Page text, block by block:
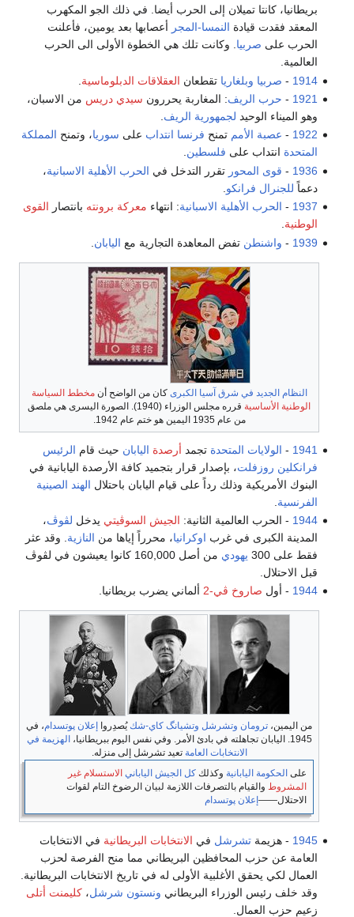
بريطانيا، كانتا تميلان إلى الحرب أيضا. في ذلك الجو المكهرب
المعقد فقدت قيادة النمسا-المجر أعصابها بعد يومين، فأعلنت
الحرب على صربيا . وكانت تلك هي الخطوة الأولى الى الحرب
العالمية.
1914
- صربيا وبلغاريا تقطعان العقلاقات الدبلوماسية
1921
- حرب الريف: المغاربة يحررون سيدي دريس من الاسبان،
وهو الميناء الوحيد لجمهورية الريف
1922
- عصبة الأمم تمنح فرنسا انتداب على سوريا، وتمنح المملكة
المتحدة انتداب على فلسطين.
1936
- قوى المحور تقرر التدخل في الحرب الأهلية الاسبانية،
دعماً للجنرال فرانكو
1937
- الحرب الأهلية الاسبانية: انتهاء معركة برونته بانتصار القوى
الوطنية
1939
- واشنطن تفض المعاهدة التجارية مع اليابان
النظام الجديد في شرق آسيا الكبرى كان من الواضح أنمخطط السياسة
الوطنية الأساسية
قرره مجلس الوزراء (1940). الصورة اليسرى هي ملصق
من عام 1935 اليمين هو ختم عام 1942.
1941
- الولايات المتحدة تجمد أرصدة اليابان حيث قام الرئيس
فرانكلين روزفلت، بإصدار قرار بتجميد كافة الأرصدة اليابانية في
البنوك الأمريكية وذلك رداً على قيام اليابان باحتلال الهند الصينية
الفرنسية
1944 - الحرب العالمية الثانية: الجيش السوڤيتي يدخل لڤوڤ،
المدينة الكبرى في غرب اوكرانيا، محرراً إياها من النازية . وقد عثر
فقط على 300
يهودي
من أصل 160,000 كانوا يعيشون في لڤوڤ
قبل الاحتلال.
1944 - أول صاروخ ڤي-2 ألماني يضرب بريطانيا.
من اليمين، ترومان وتشرشل وتشيانگ كاي-شكيُصدِروا إعلان پوتسدام، في
1945. اليابان تجاهلته في بادئ الأمر. وفي نفس اليوم ببريطانيا،
الهزيمة في
الانتخابات العامة تعيد تشرشل إلى منزله.
على الحكومة اليابانية وكذلك كل الجيش الياباني الاستسلام غير
المشروطوالقيام بالتصرفات اللازمة لبيان الرضوخ التام لقوات
الاحتلال――إعلان پوتسدام
1945 - هزيمةتشرشل في الانتخابات البريطانية في الانتخابات
العامة عن حزب المحافظين البريطاني مما منح الفرصة لحزب
العمال لكي يحقق الأغلبية الأولى له في تاريخ الانتخابات البريطانية.
وقد خلف رئيس الوزراء البريطاني ونستون شرشل،كليمنت أتلى
زعيم حزب العمال.